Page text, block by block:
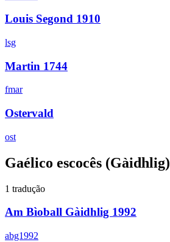
Louis Segond 1910
lsg
Martin 1744
fmar
Ostervald
ost
Gaélico escocês (Gàidhlig)
1 tradução
Am Bìoball Gàidhlig 1992
abg1992